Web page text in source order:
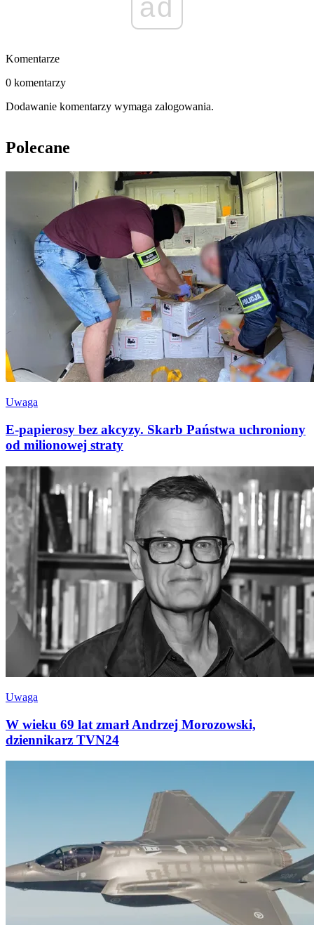
ad
Komentarze
0 komentarzy
Dodawanie komentarzy wymaga zalogowania.
Polecane
Uwaga
E-papierosy bez akcyzy. Skarb Państwa uchroniony
od milionowej straty
Uwaga
W wieku 69 lat zmarł Andrzej Morozowski,
dziennikarz TVN24